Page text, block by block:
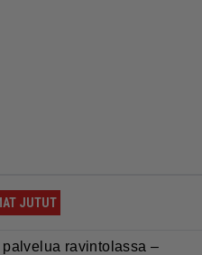
JUTUT
ravintolassa –